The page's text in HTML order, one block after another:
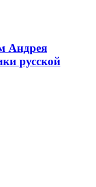
Андрея
русской